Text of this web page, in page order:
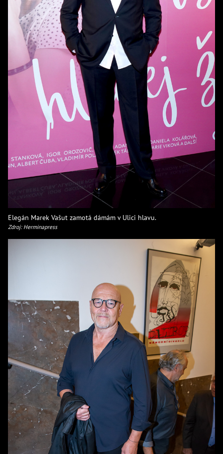
Elegán Marek Vašut zamotá dámám v Ulici hlavu.
Zdroj: Herminapress